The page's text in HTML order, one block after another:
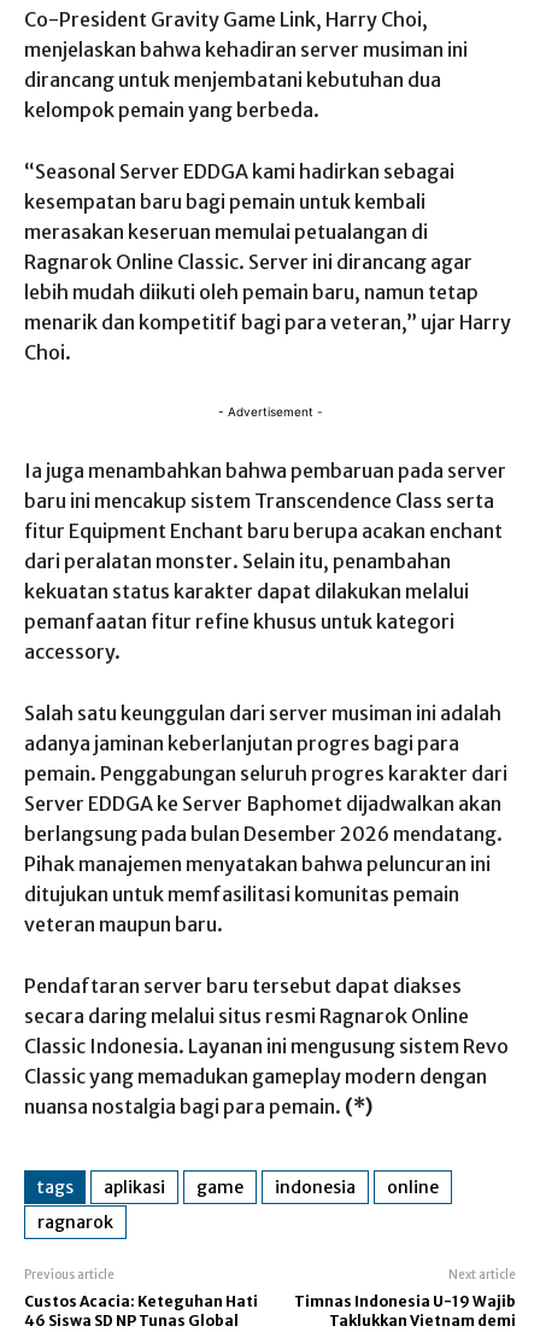
Co-President Gravity Game Link, Harry Choi,
menjelaskan bahwa kehadiran server musiman ini
dirancang untuk menjembatani kebutuhan dua
kelompok pemain yang berbeda.
“Seasonal Server EDDGA kami hadirkan sebagai
kesempatan baru bagi pemain untuk kembali
merasakan keseruan memulai petualangan di
Ragnarok Online Classic. Server ini dirancang agar
lebih mudah diikuti oleh pemain baru, namun tetap
menarik dan kompetitif bagi para veteran,” ujar Harry
Choi.
- Advertisement -
Ia juga menambahkan bahwa pembaruan pada server
baru ini mencakup sistem Transcendence Class serta
fitur Equipment Enchant baru berupa acakan enchant
dari peralatan monster. Selain itu, penambahan
kekuatan status karakter dapat dilakukan melalui
pemanfaatan fitur refine khusus untuk kategori
accessory.
Salah satu keunggulan dari server musiman ini adalah
adanya jaminan keberlanjutan progres bagi para
pemain. Penggabungan seluruh progres karakter dari
Server EDDGA ke Server Baphomet dijadwalkan akan
berlangsung pada bulan Desember 2026 mendatang.
Pihak manajemen menyatakan bahwa peluncuran ini
ditujukan untuk memfasilitasi komunitas pemain
veteran maupun baru.
Pendaftaran server baru tersebut dapat diakses
secara daring melalui situs resmi Ragnarok Online
Classic Indonesia. Layanan ini mengusung sistem Revo
Classic yang memadukan gameplay modern dengan
nuansa nostalgia bagi para pemain. (*)
tags aplikasi game indonesia
online
ragnarok
Previous article
Custos Acacia: Keteguhan Hati
46 Siswa SD NP Tunas Global
Next article
Timnas Indonesia U-19 Wajib
Taklukkan Vietnam demi